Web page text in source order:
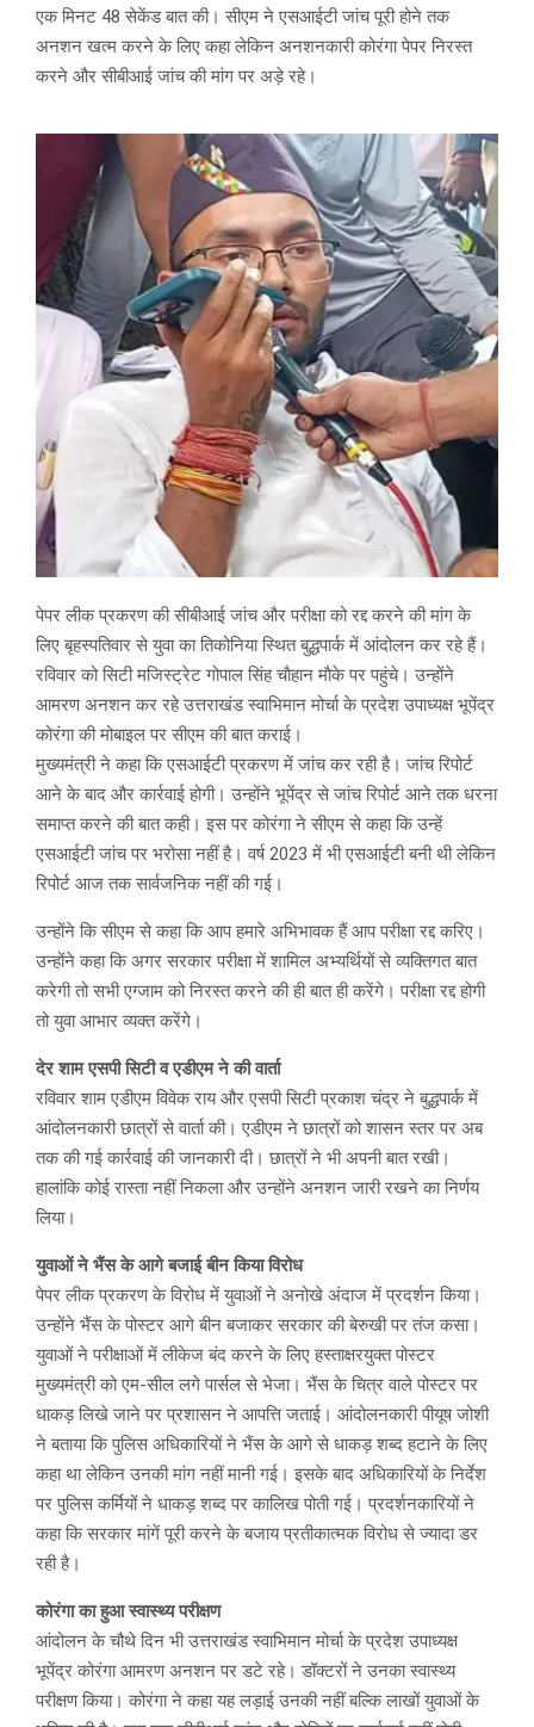
एक मिनट 48 सेकेंड बात की। सीएम ने एसआईटी जांच पूरी होने तक
अनशन खत्म करने के लिए कहा लेकिन अनशनकारी कोरंगा पेपर निरस्त
करने और सीबीआई जांच की मांग पर अड़े रहे।
पेपर लीक प्रकरण की सीबीआई जांच और परीक्षा को रद्द करने की मांग के
लिए बृहस्पतिवार से युवा का तिकोनिया स्थित बुद्धपार्क में आंदोलन कर रहे हैं।
रविवार को सिटी मजिस्ट्रेट गोपाल सिंह चाैहान माैके पर पहुंचे। उन्होंने
आमरण अनशन कर रहे उत्तराखंड स्वाभिमान मोर्चा के प्रदेश उपाध्यक्ष भूपेंद्र
कोरंगा की मोबाइल पर सीएम की बात कराई।
मुख्यमंत्री ने कहा कि एसआईटी प्रकरण में जांच कर रही है। जांच रिपोर्ट
आने के बाद और कार्रवाई होगी। उन्होंने भूपेंद्र से जांच रिपोर्ट आने तक धरना
समाप्त करने की बात कही। इस पर कोरंगा ने सीएम से कहा कि उन्हें
एसआईटी जांच पर भरोसा नहीं है। वर्ष 2023 में भी एसआईटी बनी थी लेकिन
रिपोर्ट आज तक सार्वजनिक नहीं की गई।
उन्होंने कि सीएम से कहा कि आप हमारे अभिभावक हैं आप परीक्षा रद्द करिए।
उन्होंने कहा कि अगर सरकार परीक्षा में शामिल अभ्यर्थियों से व्यक्तिगत बात
करेगी तो सभी एग्जाम को निरस्त करने की ही बात ही करेंगे। परीक्षा रद्द होगी
तो युवा आभार व्यक्त करेंगे।
देर शाम एसपी सिटी व एडीएम ने की वार्ता
रविवार शाम एडीएम विवेक राय और एसपी सिटी प्रकाश चंद्र ने बुद्धपार्क में
आंदोलनकारी छात्रों से वार्ता की। एडीएम ने छात्रों को शासन स्तर पर अब
तक की गई कार्रवाई की जानकारी दी। छात्रों ने भी अपनी बात रखी।
हालांकि कोई रास्ता नहीं निकला और उन्होंने अनशन जारी रखने का निर्णय
लिया।
युवाओं ने भैंस के आगे बजाई बीन किया विरोध
पेपर लीक प्रकरण के विरोध में युवाओं ने अनोखे अंदाज में प्रदर्शन किया।
उन्होंने भैंस के पोस्टर आगे बीन बजाकर सरकार की बेरुखी पर तंज कसा।
युवाओं ने परीक्षाओं में लीकेज बंद करने के लिए हस्ताक्षरयुक्त पोस्टर
मुख्यमंत्री को एम-सील लगे पार्सल से भेजा। भैंस के चित्र वाले पोस्टर पर
धाकड़ लिखे जाने पर प्रशासन ने आपत्ति जताई। आंदोलनकारी पीयूष जोशी
ने बताया कि पुलिस अधिकारियों ने भैंस के आगे से धाकड़ शब्द हटाने के लिए
कहा था लेकिन उनकी मांग नहीं मानी गई। इसके बाद अधिकारियों के निर्देश
पर पुलिस कर्मियों ने धाकड़ शब्द पर कालिख पोती गई। प्रदर्शनकारियों ने
कहा कि सरकार मांगें पूरी करने के बजाय प्रतीकात्मक विरोध से ज्यादा डर
रही है।
कोरंगा का हुआ स्वास्थ्य परीक्षण
आंदोलन के चौथे दिन भी उत्तराखंड स्वाभिमान मोर्चा के प्रदेश उपाध्यक्ष
भूपेंद्र कोरंगा आमरण अनशन पर डटे रहे। डॉक्टरों ने उनका स्वास्थ्य
परीक्षण किया। कोरंगा ने कहा यह लड़ाई उनकी नहीं बल्कि लाखों युवाओं के